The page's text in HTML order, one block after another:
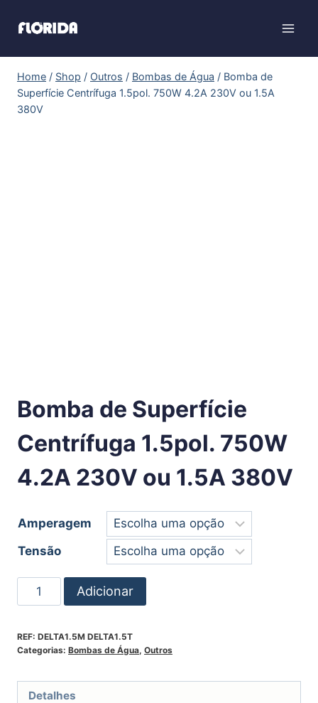
Home / Shop / Outros / Bombas de Água / Bomba de
Superfície Centrífuga 1.5pol. 750W 4.2A 230V ou 1.5A
380V
Bomba de Superfície
Centrífuga 1.5pol. 750W
4.2A 230V ou 1.5A 380V
Amperagem
Tensão
Adicionar
REF: DELTA1.5M DELTA1.5T
Categorias: Bombas de Água, Outros
Detalhes